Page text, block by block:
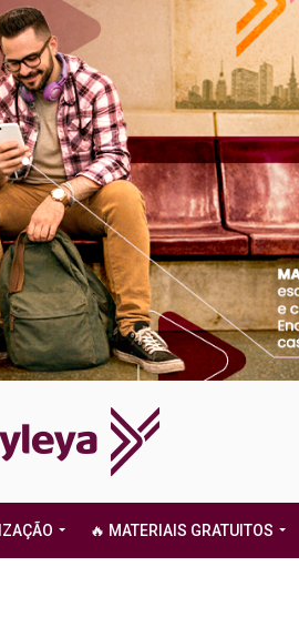
🔥 MATERIAIS GRATUITOS